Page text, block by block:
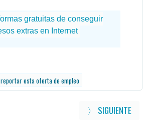
reportar esta oferta de empleo
〉 SIGUIENTE